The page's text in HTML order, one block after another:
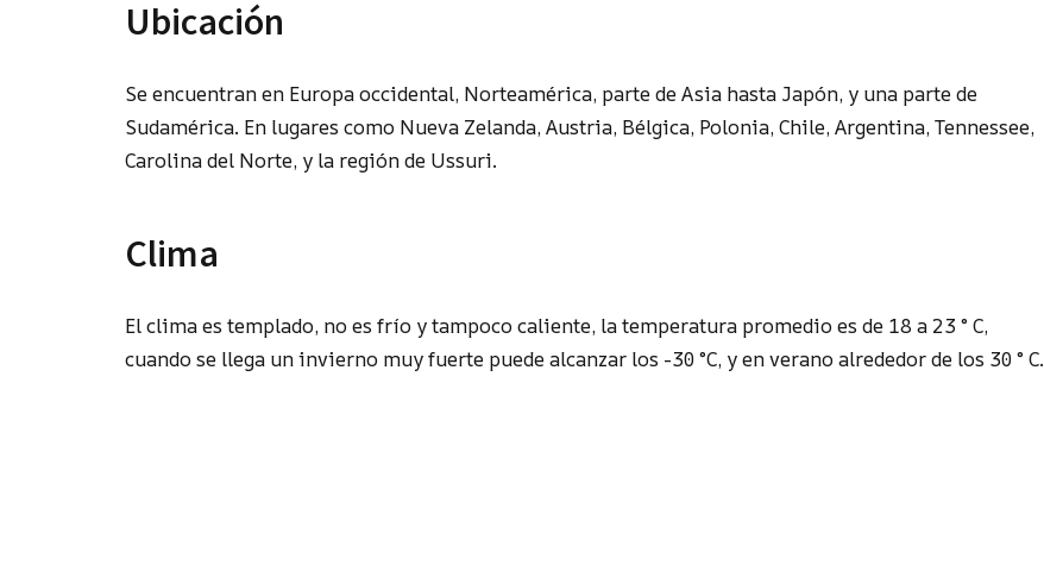
Ubicación
Se encuentran en Europa occidental, Norteamérica, parte de Asia hasta Japón, y una parte de
Sudamérica. En lugares como Nueva Zelanda, Austria, Bélgica, Polonia, Chile, Argentina, Tennessee,
Carolina del Norte, y la región de Ussuri.
Clima
El clima es templado, no es frío y tampoco caliente, la temperatura promedio es de 18 a 23 ° C,
cuando se llega un invierno muy fuerte puede alcanzar los -30 °C, y en verano alrededor de los 30 ° C.